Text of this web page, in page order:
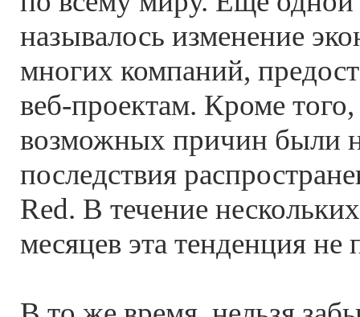
называлось изменение
многих компаний,
веб-проектам. Кроме
возможных причин были
последствия
Red. В течение
месяцев эта тенденция не